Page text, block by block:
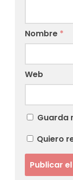
Nombre *
Web
Guarda
Quiero